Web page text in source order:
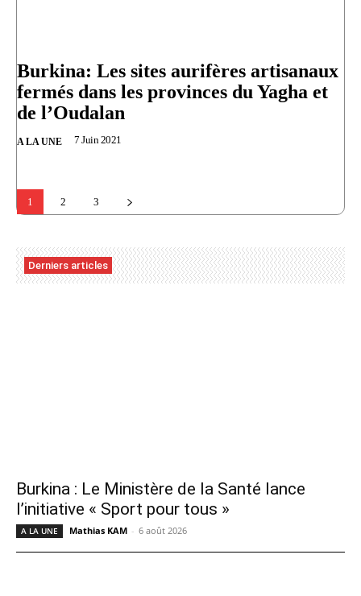
Burkina: Les sites aurifères artisanaux
fermés dans les provinces du Yagha et
de l’Oudalan
A LA UNE 7 Juin 2021
1 2 3
Derniers articles
Burkina : Le Ministère de la Santé lance
l’initiative « Sport pour tous »
A LA UNE Mathias KAM - 6 août 2026